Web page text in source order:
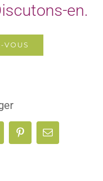
en.
VOUS
PinterestEmail